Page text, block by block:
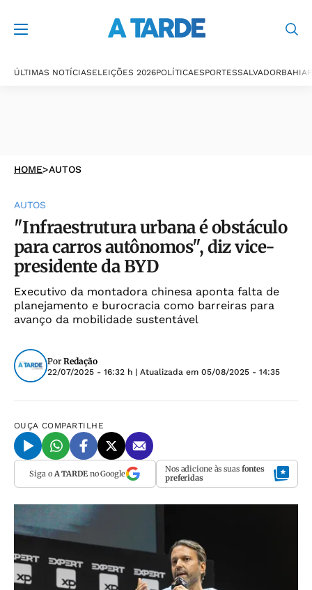
ÚLTIMAS NOTÍCIASELEIÇÕES 2026POLÍTICAESPORTESSALVADORBAHIA
HOME>AUTOS
AUTOS
"Infraestrutura urbana é obstáculo
para carros autônomos", diz vice-
presidente da BYD
Executivo da montadora chinesa aponta falta de
planejamento e burocracia como barreiras para
avanço da mobilidade sustentável
Por Redação
22/07/2025 - 16:32 h | Atualizada em 05/08/2025 - 14:35
OUÇA COMPARTILHE
Siga o A TARDEno Google Nos adicione às suas fontes
preferidas